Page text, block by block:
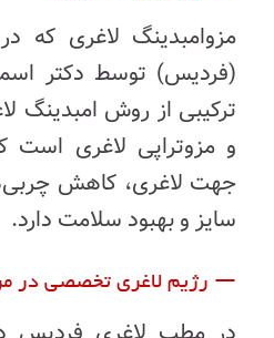
مزوامبدینگ لاغری که
(فردیس) توسط دکتر
ترکیبی از روش امبدینگ
و مزوتراپی لاغری است
جهت لاغری، کاهش
سایز و بهبود سلامت دارد.
— رژیم لاغری تخصصی در